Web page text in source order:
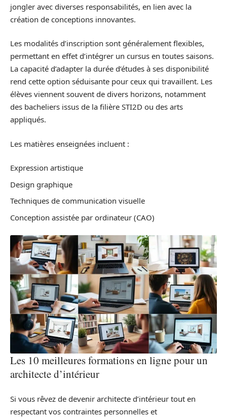
jongler avec diverses responsabilités, en lien avec la
création de conceptions innovantes.
Les modalités d’inscription sont généralement flexibles,
permettant en effet d’intégrer un cursus en toutes saisons.
La capacité d’adapter la durée d’études à ses disponibilité
rend cette option séduisante pour ceux qui travaillent. Les
élèves viennent souvent de divers horizons, notamment
des bacheliers issus de la filière STI2D ou des arts
appliqués.
Les matières enseignées incluent :
Expression artistique
Design graphique
Techniques de communication visuelle
Conception assistée par ordinateur (CAO)
Les 10 meilleures formations en ligne pour un
architecte d’intérieur
Si vous rêvez de devenir architecte d’intérieur tout en
respectant vos contraintes personnelles et